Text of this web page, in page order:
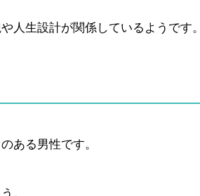
人生設計が関係しているようです
ある男性です。
。